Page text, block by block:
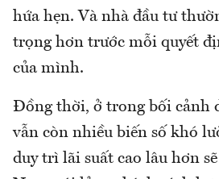
hứa hẹn. Và nhà đầu tư
trọng hơn trước mỗi quyết
của mình.
Đồng thời, ở trong bối cảnh
vẫn còn nhiều biến số khó
duy trì lãi suất cao lâu hơn